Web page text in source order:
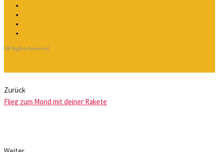
All Rights Reserved
Zurück
Flieg zum Mond mit deiner Rakete